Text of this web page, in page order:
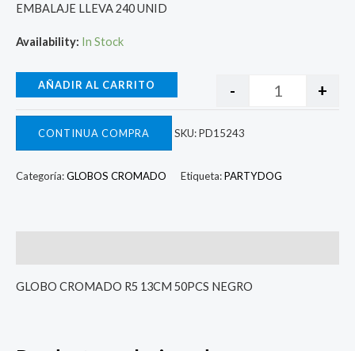
EMBALAJE LLEVA 240 UNID
Availability: In Stock
- +
AÑADIR AL CARRITO
CONTINUA COMPRA SKU:PD15243
Categoría:GLOBOS CROMADO Etiqueta:PARTYDOG
GLOBO CROMADO R5 13CM 50PCS NEGRO